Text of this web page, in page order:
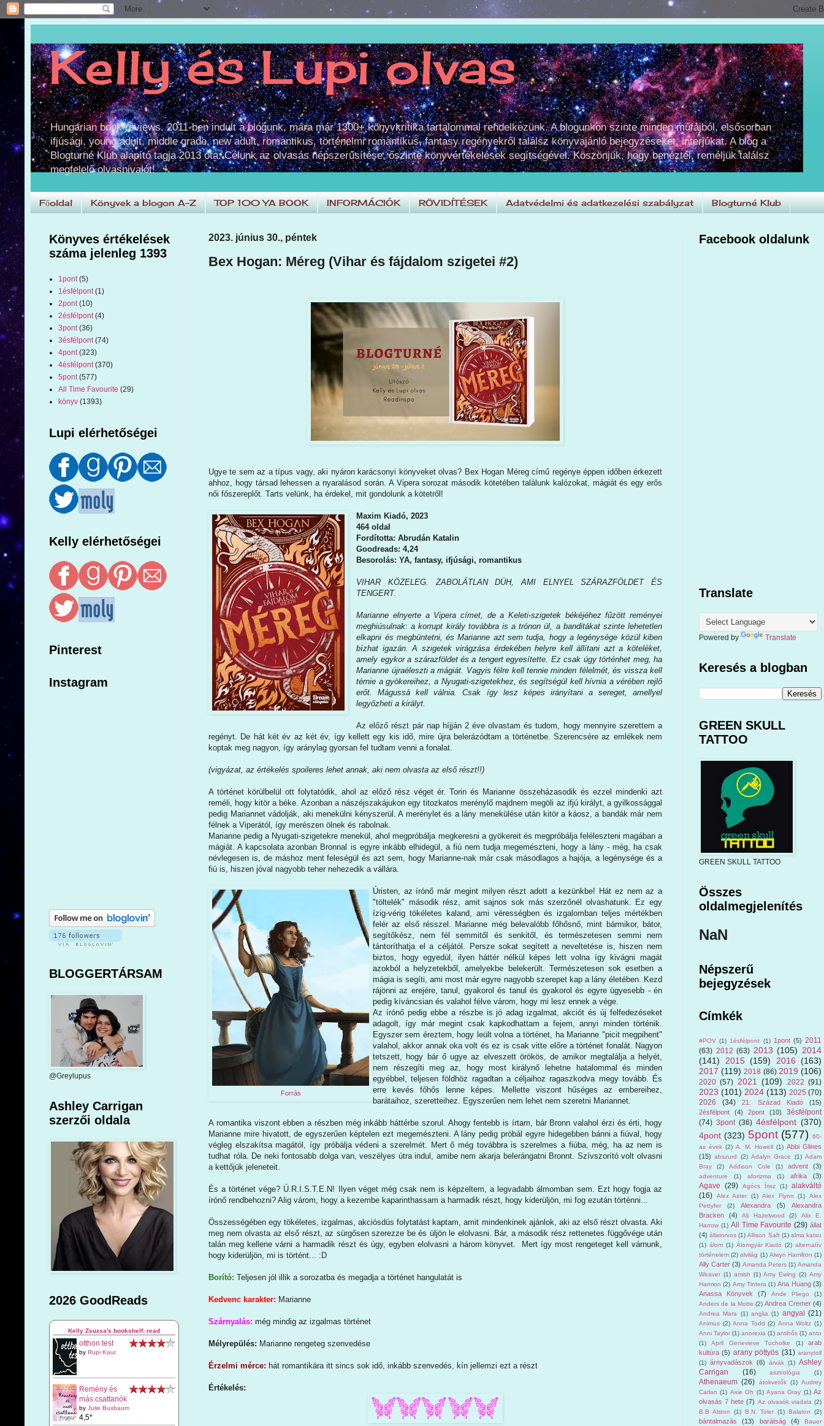
Kelly és Lupi olvas
Hungarian book reviews. 2011-ben indult a blogunk, mára már 1300+ könyvkritika tartalommal rendelkezünk. A blogunkon szinte minden műfajból, elsősorban
ifjúsági, young adult, middle grade, new adult, romantikus, történelmi romantikus, fantasy regényekről találsz könyvajánló bejegyzéseket, interjúkat. A blog a
Blogturné Klub alapító tagja 2013 óta. Célunk az olvasás népszerűsítése, őszinte könyvértékelések segítségével. Köszönjük, hogy benéztél, reméljük találsz
megfelelő olvasnivalót!
Főoldal Könyvek a blogon A-Z TOP 100 YA BOOK INFORMÁCIÓK RÖVIDÍTÉSEK Adatvédelmi és adatkezelési szabályzat Blogturné Klub
2023. június 30., péntek
Bex Hogan: Méreg (Vihar és fájdalom szigetei #2)
Ugye te sem az a típus vagy, aki nyáron karácsonyi könyveket olvas? Bex Hogan Méreg című regénye éppen időben érkezett
ahhoz, hogy társad lehessen a nyaralásod során. A Vipera sorozat második kötetében találunk kalózokat, mágiát és egy erős
női főszereplőt. Tarts velünk, ha érdekel, mit gondolunk a kötetről!
Maxim Kiadó, 2023
464 oldal
Fordította: Abrudán Katalin
Goodreads: 4,24
Besorolás: YA, fantasy, ifjúsági, romantikus
VIHAR KÖZELEG. ZABOLÁTLAN DÜH, AMI ELNYEL SZÁRAZFÖLDET ÉS
TENGERT.
Marianne elnyerte a Vipera címet, de a Keleti-szigetek békéjéhez fűzött reményei
meghiúsulnak: a korrupt király továbbra is a trónon ül, a banditákat szinte lehetetlen
elkapni és megbüntetni, és Marianne azt sem tudja, hogy a legénysége közül kiben
bízhat igazán. A szigetek virágzása érdekében helyre kell állítani azt a köteléket,
amely egykor a szárazföldet és a tengert egyesítette. Ez csak úgy történhet meg, ha
Marianne újraéleszti a mágiát. Vagyis félre kell tennie minden félelmét, és vissza kell
térnie a gyökereihez, a Nyugati-szigetekhez, és segítségül kell hívnia a vérében rejlő
erőt. Mágussá kell válnia. Csak így lesz képes irányítani a sereget, amellyel
legyőzheti a királyt.
Az előző részt pár nap híjján 2 éve olvastam és tudom, hogy mennyire szerettem a
regényt. De hát két év az két év, így kellett egy kis idő, mire újra belerázódtam a történetbe. Szerencsére az emlékek nem
koptak meg nagyon, így aránylag gyorsan fel tudtam venni a fonalat.
(vigyázat, az értékelés spoileres lehet annak, aki nem olvasta az első részt!!)
A történet körülbelül ott folytatódik, ahol az előző rész véget ér. Torin és Marianne összeházasodik és ezzel mindenki azt
reméli, hogy kitör a béke. Azonban a nászéjszakájukon egy titozkatos merénylő majdnem megöli az ifjú királyt, a gyilkossággal
pedig Mariannet vádolják, aki menekülni kényszerül. A merénylet és a lány menekülése után kitör a káosz, a bandák már nem
félnek a Viperától, így merészen ölnek és rabolnak.
Marianne pedig a Nyugati-szigetekre menekül, ahol megpróbálja megkeresni a gyökereit és megpróbálja feléleszteni magában a
mágiát. A kapcsolata azonban Bronnal is egyre inkább elhidegül, a fiú nem tudja megemészteni, hogy a lány - még, ha csak
névlegesen is, de máshoz ment feleségül és azt sem, hogy Marianne-nak már csak másodlagos a hajója, a legénysége és a
fiú is, hiszen jóval nagyobb teher nehezedik a vállára.
Forrás
Úristen, az írónő már megint milyen részt adott a kezünkbe! Hát ez nem az a
"töltelék" második rész, amit sajnos sok más szerzőnél olvashatunk. Ez egy
ízig-vérig tökéletes kaland, ami vérességben és izgalomban teljes mértékben
felér az első résszel. Marianne még belevalóbb főhősnő, mint bármikor, bátor,
segítőkész, nem fél semmitől és senkitől, és természetesen semmi nem
tántoríthatja el a céljától. Persze sokat segített a neveltetése is, hiszen nem
biztos, hogy egyedül, ilyen háttér nélkül képes lett volna így kivágni magát
azokból a helyzetekből, amelyekbe belekerült. Természetesen sok esetben a
mágia is segíti, ami most már egyre nagyobb szerepet kap a lány életében. Kezd
rájönni az erejére, tanul, gyakorol és tanul és gyakorol és egyre ügyesebb - én
pedig kíváncsian és valahol félve várom, hogy mi lesz ennek a vége.
Az írónő pedig ebbe a részbe is jó adag izgalmat, akciót és új felfedezéseket
adagolt, így már megint csak kapkodhattam a fejem, annyi minden történik.
Egyszer sem éreztem, hogy leült volna a történet, ha Marianne "picit megpihent"
valahol, akkor annak oka volt és ez is csak vitte előre a történet fonalát. Nagyon
tetszett, hogy bár ő ugye az elveszett örökös, de amikor megtalálja a helyét,
nem részegíti meg az, hogy most királynő lehetne hatalommal és minden
egyébbel, teljesen földhöz ragadtan a céljaihoz ragaszkodva megy tovább. És
erre kevés főhős lenne képes. Mellette viszont hűséges az embereihez,
barátaihoz, szeretteihez. Egyszerűen nem lehet nem szeretni Mariannet.
A romantika viszont ebben a részben még inkább háttérbe szorul. Ahogy fentebb is írtam, bár Bronn valahol érzi és érti, hogy
Marianne mire hivatott, de egyszerűen képtelen ezt megemészteni. A lány pedig próbál egyre hidegebben bánni a fiúval, hogy
végleg elszakítsa magától, így próbálja védeni a szerelmét. Mert ő még továbbra is szerelmes a fiúba, még, ha az nem is
tudhat róla. De neki fontosabb dolga van, veszélyes útra indul, amibe nem akarja belerángatni Bronnt. Szívszorító volt olvasni
a kettőjük jeleneteit.
És a történet vége? Ú.R.I.S.T.E.N! Ilyen véget még csak nem is képzeltem, a legvadabb álmomban sem. Ezt hogy fogja az
írónő rendbehozni? Alig várom, hogy a kezembe kaparinthassam a harmadik részt, hogy kiderüljön, mi fog ezután történni...
Összességében egy tökéletes, izgalmas, akciósdús folytatást kaptam, amit mindenkinek ajánlok, aki az első részt olvasta. Aki
meg nem olvasta az első részt, az sürgősen szerezze be és üljön le elolvasni. Bár, a második rész rettenetes függővége után
talán meg kellene várni a harmadik részt és úgy, egyben elolvasni a három könyvet. Mert így most rengeteget kell várnunk,
hogy kiderüljön, mi is történt... :D
Borító: Teljesen jól illik a sorozatba és megadja a történet hangulatát is
Kedvenc karakter: Marianne
Szárnyalás: még mindig az izgalmas történet
Mélyrepülés: Marianne rengeteg szenvedése
Érzelmi mérce: hát romantikára itt sincs sok idő, inkább szenvedés, kín jellemzi ezt a részt
Értékelés:
Könyves értékelések
száma jelenleg 1393
1pont (5)
1ésfélpont (1)
2pont (10)
2ésfélpont (4)
3pont (36)
3ésfélpont (74)
4pont (323)
4ésfélpont (370)
5pont (577)
All Time Favourite (29)
könyv (1393)
Lupi elérhetőségei
Kelly elérhetőségei
Pinterest
Instagram
BLOGGERTÁRSAM
@Greylupus
Ashley Carrigan
szerzői oldala
2026 GoodReads
Kelly Zsuzsa's bookshelf: read
otthon test
by Rupi Kaur
Remény és
más csattanók
by Julie Buxbaum
4,5*
Facebook oldalunk
Translate
Powered by Translate
Keresés a blogban
GREEN SKULL
TATTOO
GREEN SKULL TATTOO
Összes
oldalmegjelenítés
NaN
Népszerű
bejegyzések
Címkék
#POV (1) 1ésfélpont (1) 1pont (5) 2011
(63) 2012 (63) 2013 (105) 2014
(141)
2015 (159) 2016
(163)
2017 (119) 2018 (86) 2019 (106)
2020 (57) 2021 (109) 2022 (91)
2023 (101) 2024 (113) 2025 (70)
2026
(34) 21. Század Kiadó
(15)
2ésfélpont
(4) 2pont (10)
3ésfélpont
(74) 3pont (36) 4ésfélpont (370)
4pont (323) 5pont (577) 60-
as évek (2) A. M. Howell (1) Abbi Glines
(15) abszurd (2) Adalyn Grace (1) Adam
Bray
(2) Addison Cole (1) advent (3)
adventure (1) aforizma (1) afrika (3)
Agave (29) Agócs Írisz (1)
alakváltó
(16)
Alex Aster (1) Alex Flynn (1)
Alex
Pettyfer
(2) Alexandra (5)
Alexandra
Bracken
(4) Ali Hazelwood (2)
Alix E.
Harrow (1) All Time Favourite (29) állat
(4) állatorvos (1) Allison Saft (1) alma katsu
(1) álom (1) Álomgyár Kiadó (2) alternatív
történelem (2) alvilág (1) Alwyn Hamilton (1)
Ally Carter (3) Amanda Peters (1) Amanda
Weaver (1) amish (1) Amy Ewing (2) Amy
Harmon (2) Amy Tintera (1) Ana Huang (3)
Anassa Könyvek
(7) Ande Pliego
(1)
Anders de la Motte (2) Andrea Cremer (4)
Andrea Mara (1) anglia (1) angyal (21)
Animus (2) Anna Todd (2) Anna Woltz (1)
Anni Taylor (1) anorexia (1) antihős (1) anto
(1)
April Genevieve Tucholke (1)
arab
kultúra (5) arany pöttyös (31) aranytoll
(1) árnyvadászok (6) árvák (1) Ashley
Carrigan
(16) asztrológia (1)
Athenaeum (26) átokvetők (1) Audrey
Carlan (1) Axie Oh (1) Ayana Gray (1) Az
olvasás 7 hete (7) Az olvasók viadala (2)
B.B Alston
(1) B.N. Toler (1) Balaton (2)
bántalmazás (13) barátság (4)
Bauer